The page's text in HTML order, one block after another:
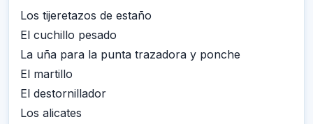
Los tijeretazos de estaño
El cuchillo pesado
La uña para la punta trazadora y ponche
El martillo
El destornillador
Los alicates